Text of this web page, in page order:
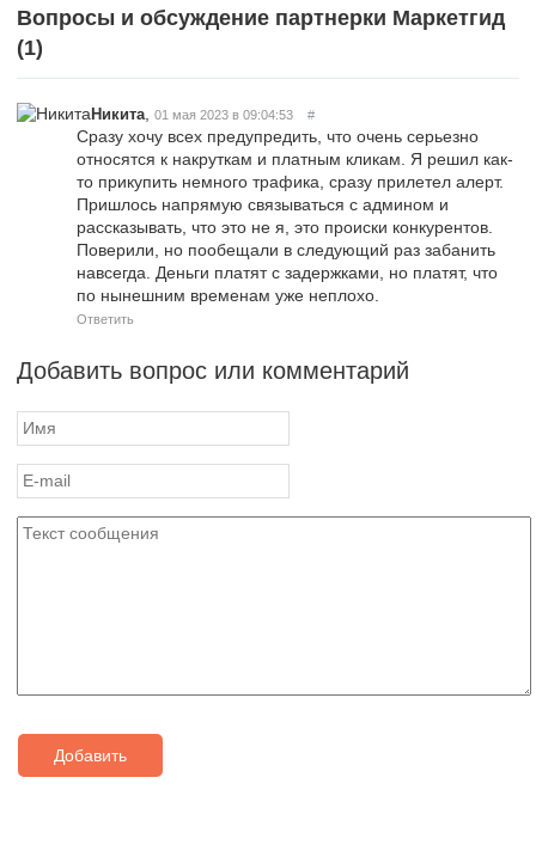
Вопросы и обсуждение партнерки Маркетгид
(1)
Никита 01 мая 2023 в 09:04:53 #
Сразу хочу всех предупредить, что очень серьезно
относятся к накруткам и платным кликам. Я решил как-
то прикупить немного трафика, сразу прилетел алерт.
Пришлось напрямую связываться с админом и
рассказывать, что это не я, это происки конкурентов.
Поверили, но пообещали в следующий раз забанить
навсегда. Деньги платят с задержками, но платят, что
по нынешним временам уже неплохо.
Ответить
Добавить вопрос или комментарий
Добавить